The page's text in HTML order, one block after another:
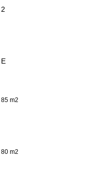
2
E
85 m2
80 m2